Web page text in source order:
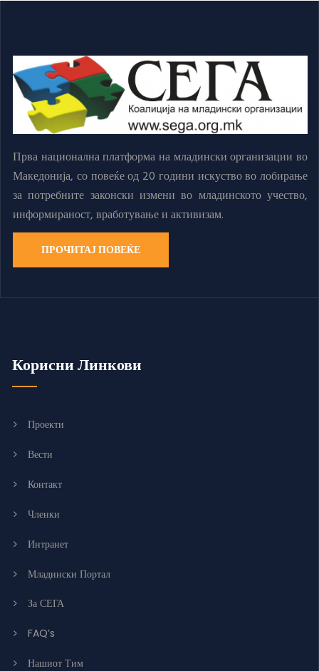
Прва национална платформа на младински организации во
Македонија, со повеќе од 20 години искуство во лобирање
за потребните законски измени во младинското учество,
информираност, вработување и активизам.
ПРОЧИТАЈ ПОВЕЌЕ
Корисни Линкови
Проекти
Вести
Контакт
Членки
Интранет
Младински Портал
За СЕГА
FAQ’s
Нашиот Тим